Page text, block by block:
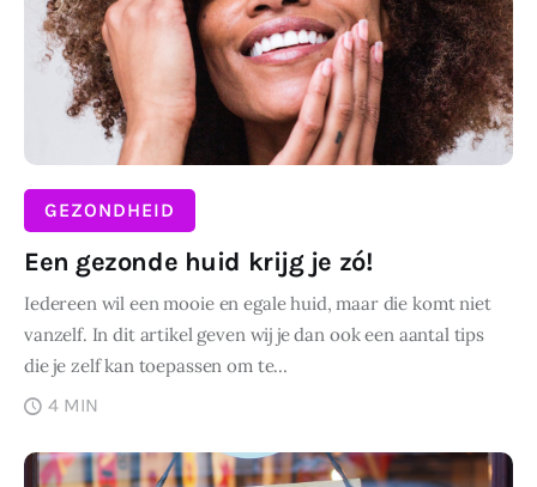
GEZONDHEID
Een gezonde huid krijg je zó!
Iedereen wil een mooie en egale huid, maar die komt niet
vanzelf. In dit artikel geven wij je dan ook een aantal tips
die je zelf kan toepassen om te…
4 MIN
DELEN